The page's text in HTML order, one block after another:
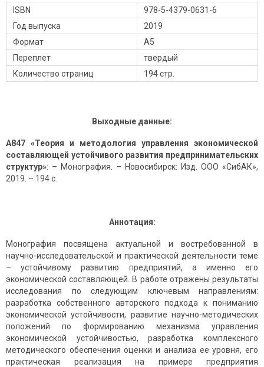
ISBN
978-5-4379-0631-6
Год выпуска
2019
Формат
А5
Переплет
твердый
Количество страниц
194 стр.
Выходные данные:
А847 «Теория и методология управления экономической
составляющей устойчивого развития предпринимательских
структур»: – Монография. – Новосибирск: Изд. OOO «СибАК»,
2019. – 194 c.
Аннотация:
Монография посвящена актуальной и востребованной в
научно-исследовательской и практической деятельности теме
– устойчивому развитию предприятий, а именно его
экономической составляющей. В работе отражены результаты
исследования по следующим ключевым направлениям:
разработка собственного авторского подхода к пониманию
экономической устойчивости, развитие научно-методических
положений по формированию механизма управления
экономической устойчивостью, разработка комплексного
методического обеспечения оценки и анализа ее уровня, его
практическая реализация на примере предприятия